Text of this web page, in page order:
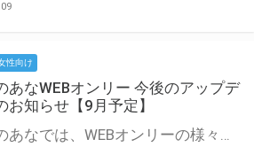
性向け
あなWEBオンリー 今後のアップデ
お知らせ【9月予定】
とらのあなでは、WEBオンリーの様々な支援を実施しています。 今回は2021年9月に実装を予定しているアップデート情報についてご紹介いたします。 とらのあなWEBオンリーサイトはこちら